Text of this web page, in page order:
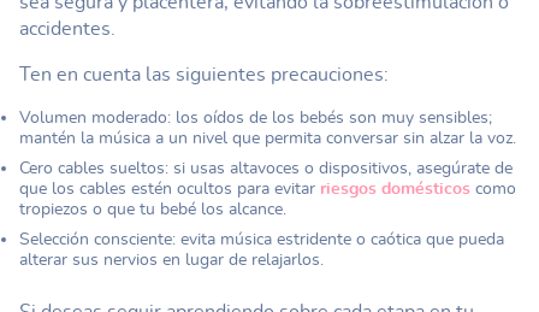
accidentes.
Ten en cuenta las siguientes precauciones:
Volumen moderado: los oídos de los bebés son muy sensibles;
mantén la música a un nivel que permita conversar sin alzar la voz.
Cero cables sueltos: si usas altavoces o dispositivos, asegúrate de
que los cables estén ocultos para evitar riesgos domésticos como
tropiezos o que tu bebé los alcance.
Selección consciente: evita música estridente o caótica que pueda
alterar sus nervios en lugar de relajarlos.